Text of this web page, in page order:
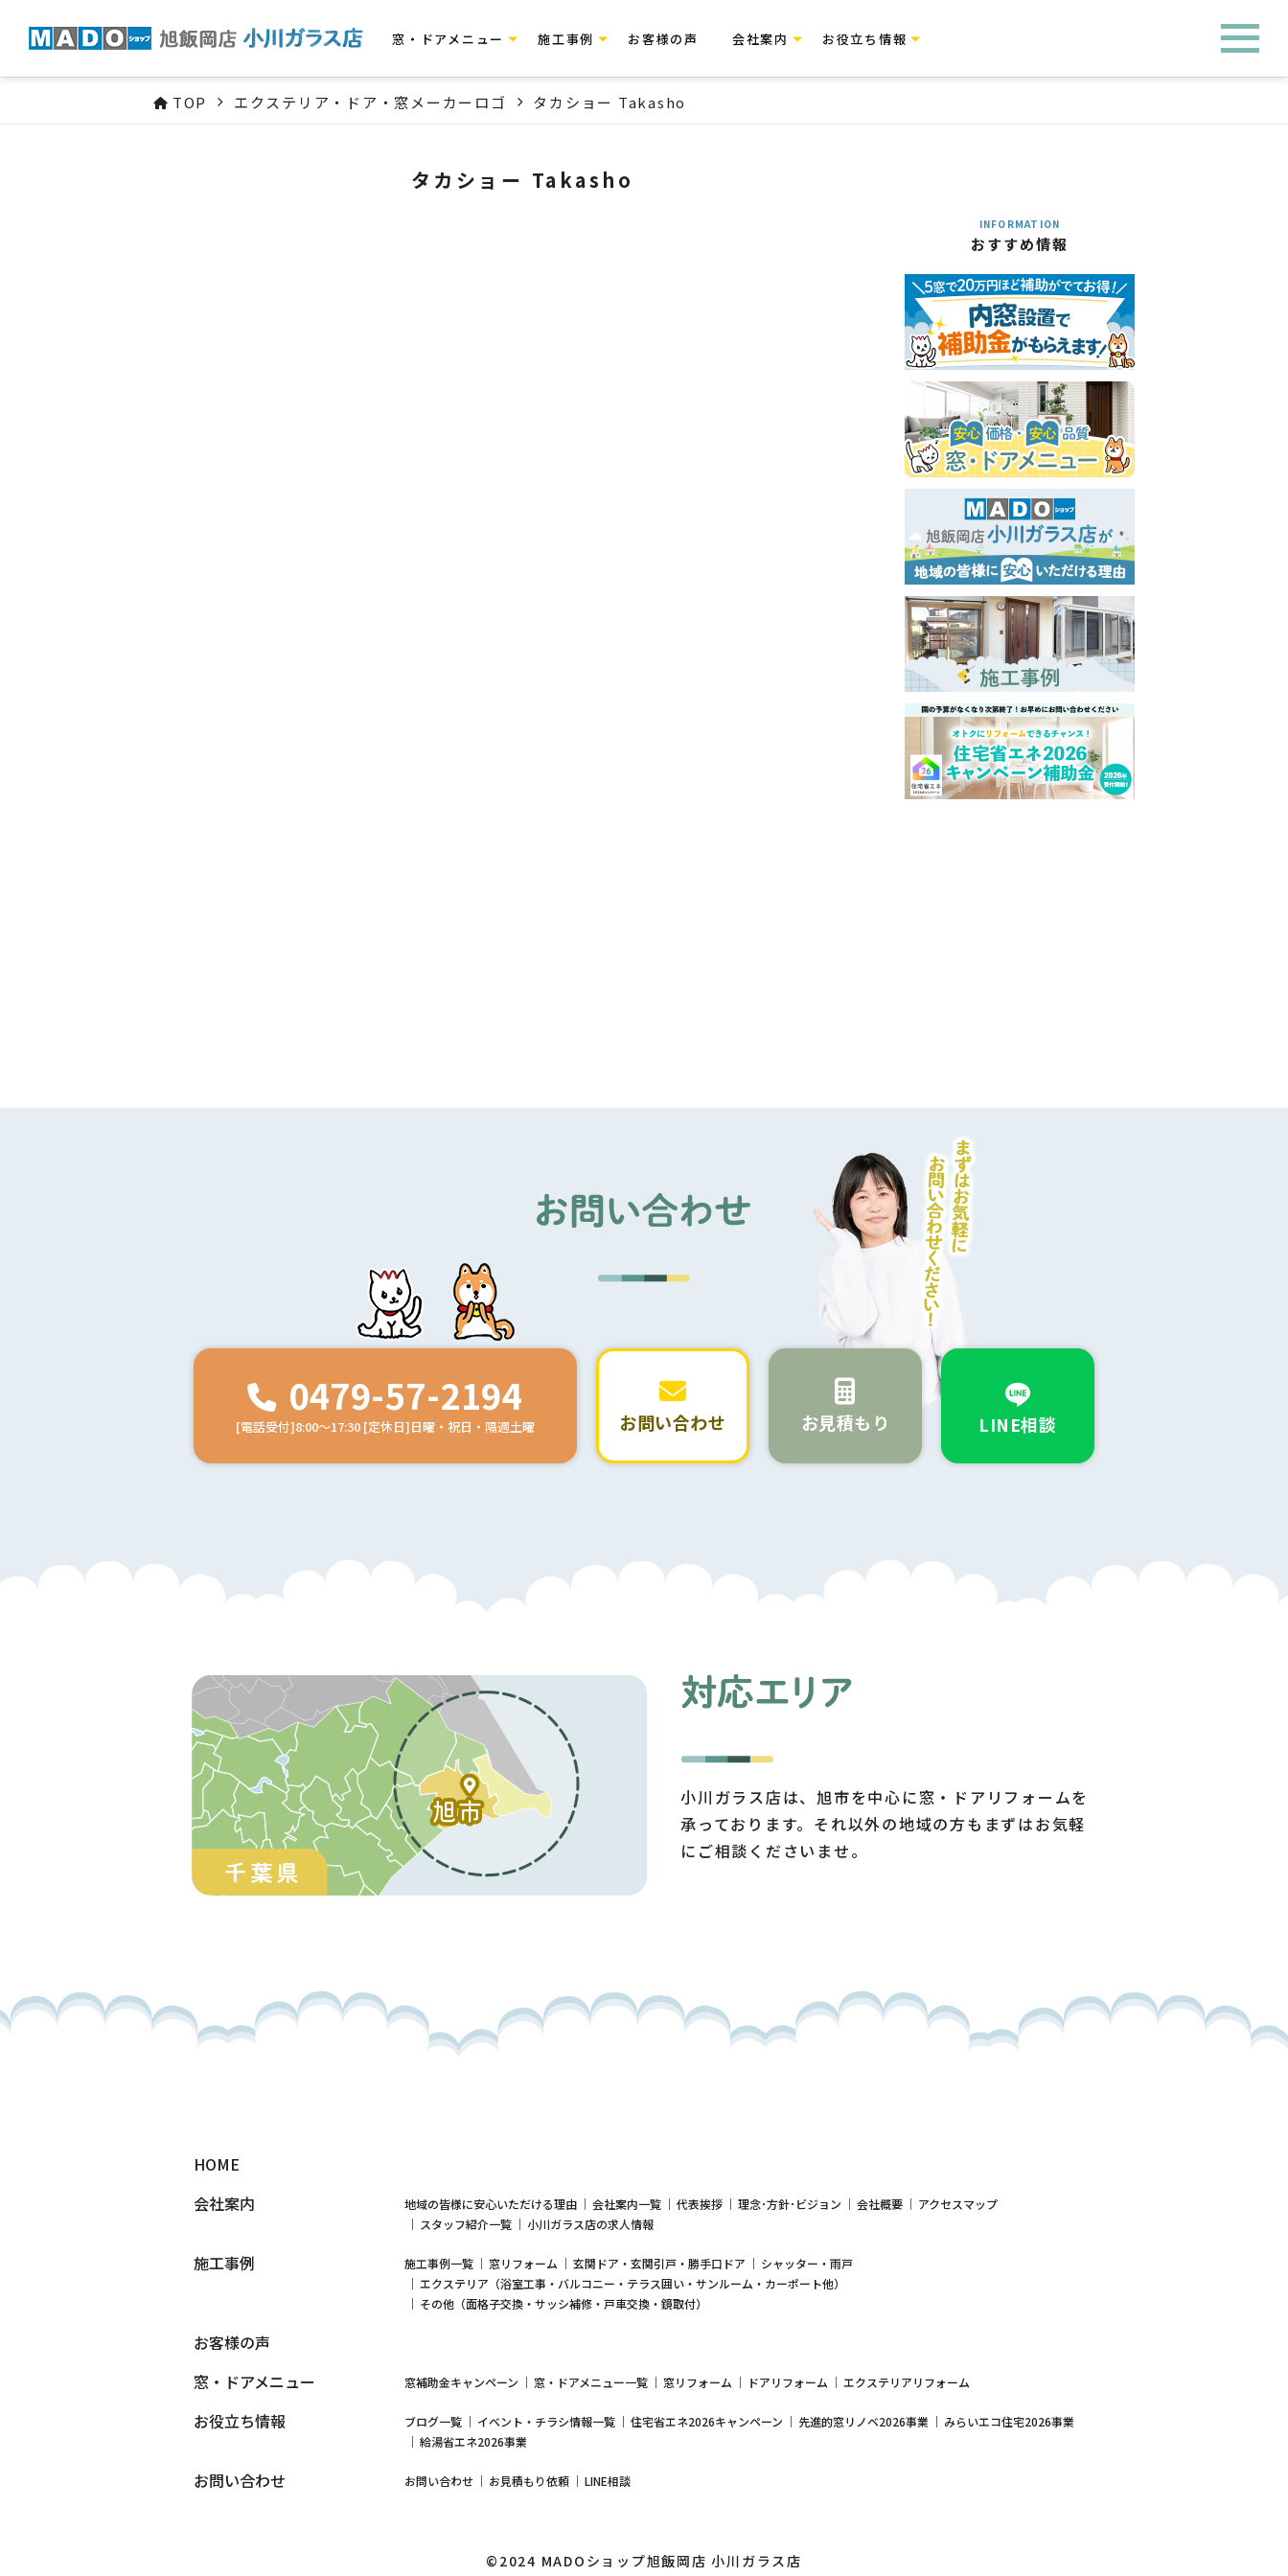
窓・ドアメニュー 施工事例 お客様の声 会社案内 お役立ち情報
TOP エクステリア・ドア・窓メーカーロゴ タカショー Takasho
タカショー Takasho
INFORMATION
おすすめ情報
0479-57-2194
[電話受付]8:00～17:30 [定休日]日曜・祝日・隔週土曜 お問い合わせ お見積もり LINE相談
小川ガラス店は、旭市を中心に窓・ドアリフォームを
承っております。それ以外の地域の方もまずはお気軽
にご相談くださいませ。
HOME
会社案内
地域の皆様に安心いただける理由 会社案内一覧 代表挨拶 理念･方針･ビジョン 会社概要
アクセスマップ
スタッフ紹介一覧
小川ガラス店の求人情報
施工事例 施工事例一覧 窓リフォーム 玄関ドア・玄関引戸・勝手口ドア
シャッター・雨戸
エクステリア（浴室工事・バルコニー・テラス囲い・サンルーム・カーポート他）
その他（面格子交換・サッシ補修・戸車交換・鏡取付）
お客様の声
窓・ドアメニュー
窓補助金キャンペーン 窓・ドアメニュー一覧 窓リフォーム ドアリフォーム エクステリアリフォーム
お役立ち情報 ブログ一覧 イベント・チラシ情報一覧 住宅省エネ2026キャンペーン 先進的窓リノベ2026事業
みらいエコ住宅2026事業
給湯省エネ2026事業
お問い合わせ お問い合わせ お見積もり依頼 LINE相談
©2024 MADOショップ旭飯岡店 小川ガラス店